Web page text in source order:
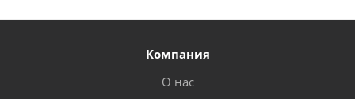
Компания
О нас